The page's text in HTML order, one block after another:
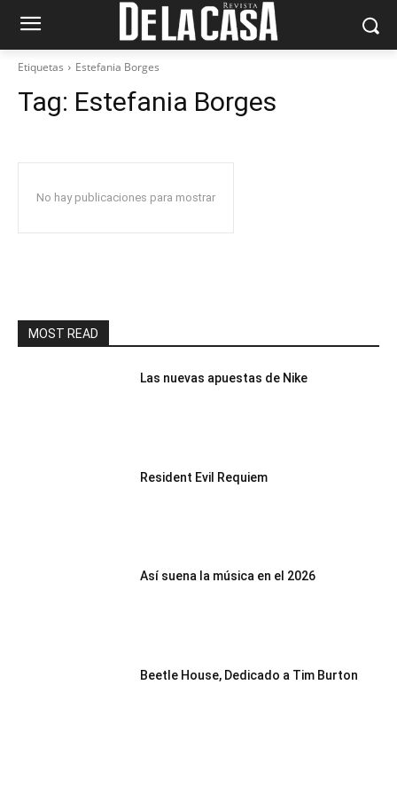
Etiquetas Estefania Borges
Tag: Estefania Borges
No hay publicaciones para mostrar
MOST READ
Las nuevas apuestas de Nike
Resident Evil Requiem
Así suena la música en el 2026
Beetle House, Dedicado a Tim Burton